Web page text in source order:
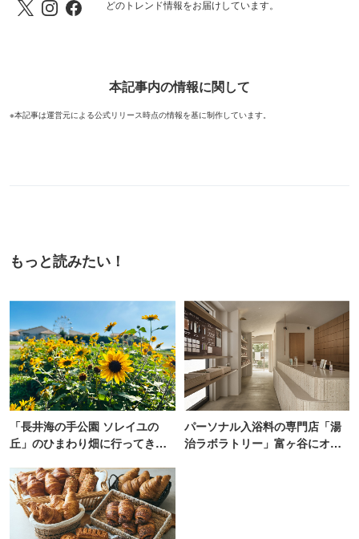
どのトレンド情報をお届けしています。
本記事内の情報に関して
※本記事は運営元による公式リリース時点の情報を基に制作しています。
もっと読みたい！
「長井海の手公園 ソレイユの
丘」のひまわり畑に行ってき
【2026】
パーソナル入浴料の専門店「湯
治ラボラトリー」富ヶ谷にオー